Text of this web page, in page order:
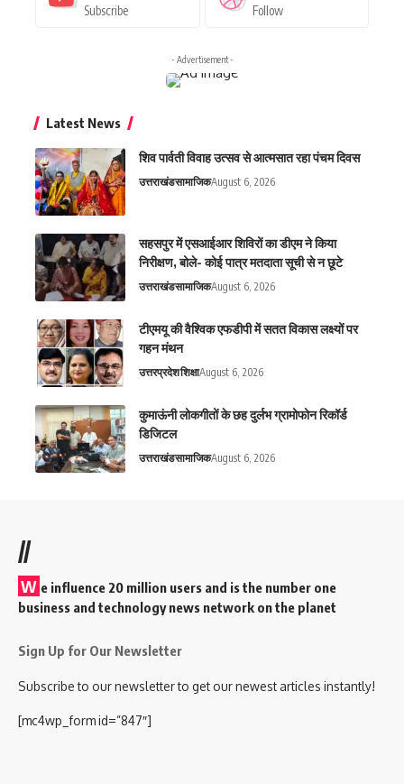
Subscribe Follow
- Advertisement -
Latest News
शिव पार्वती विवाह उत्सव से आत्मसात रहा पंचम दिवस
उत्तराखंडसामाजिकAugust 6, 2026
सहसपुर में एसआईआर शिविरों का डीएम ने किया
निरीक्षण, बोले- कोई पात्र मतदाता सूची से न छूटे
उत्तराखंडसामाजिकAugust 6, 2026
टीएमयू की वैश्विक एफडीपी में सतत विकास लक्ष्यों पर
गहन मंथन
उत्तरप्रदेशशिक्षाAugust 6, 2026
कुमाऊंनी लोकगीतों के छह दुर्लभ ग्रामोफोन रिकॉर्ड
डिजिटल
उत्तराखंडसामाजिकAugust 6, 2026
//
W e influence 20 million users and is the number one
business and technology news network on the planet
Sign Up for Our Newsletter
Subscribe to our newsletter to get our newest articles instantly!
[mc4wp_form id=”847″]